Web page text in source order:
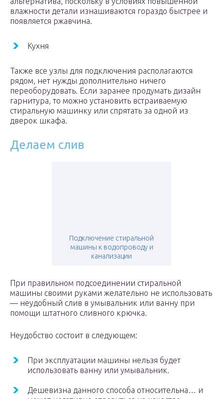
влажности детали изнашиваются гораздо быстрее и
появляется ржавчина.
Кухня
Также все узлы для подключения располагаются
рядом, нет нужды дополнительно ничего
переоборудовать. Если заранее продумать дизайн
гарнитура, то можно установить встраиваемую
стиральную машинку или спрятать за одной из
дверок шкафа.
Делаем слив
Подключение стиральной
машины к водопроводу и
канализации
При правильном подсоединении стиральной
машины своими руками желательно не использовать
— неудобный слив в умывальник или ванну при
помощи штатного сливного крючка.
Неудобство состоит в следующем:
При эксплуатации машины нельзя будет
использовать ванну или умывальник.
Дешевизна данного способа относительна… и